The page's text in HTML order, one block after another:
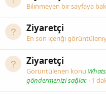
Bilinmeyen bir sayfaya
Ziyaretçi
En son içeriği
Ziyaretçi
Görüntülenen konu
göndermenizi sağlar. 1